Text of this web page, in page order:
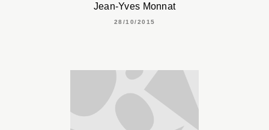
Jean-Yves Monnat
28/10/2015